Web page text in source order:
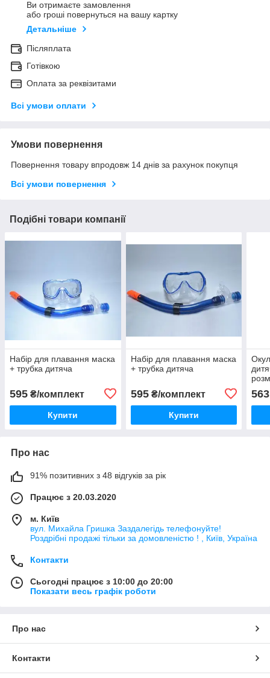
Ви отримаєте замовлення
або гроші повернуться на вашу картку
Детальніше
Післяплата
Готівкою
Оплата за реквізитами
Всі умови оплати
Умови повернення
Повернення товару впродовж 14 днів за рахунок покупця
Всі умови повернення
Подібні товари компанії
Набір для плавання маска
+ трубка дитяча
595 ₴/комплект
Купити
Набір для плавання маска
+ трубка дитяча
595₴/комплект
Купити
563
Про нас
91% позитивних з 48 відгуків за рік
Працює з 20.03.2020
м. Київ
вул. Михайла Гришка Заздалегiдь телефонуйте!
Роздрібні продажі тiльки за домовленістю ! , Київ, Україна
Контакти
Сьогодні працює з 10:00 до 20:00
Показати весь графік роботи
Про нас
Контакти